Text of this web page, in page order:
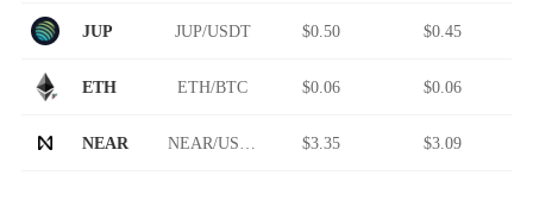
JUP JUP/USDT $0.50 $0.45
ETH ETH/BTC $0.06 $0.06
NEAR $3.35 $3.09